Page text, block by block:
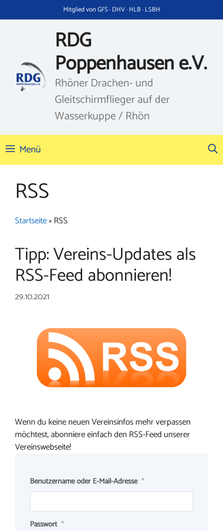
Inhalt
Mitglied von GFS · DHV · HLB · LSBH
RDG
Poppenhausen e.V.
Rhöner Drachen- und
Gleitschirmflieger auf der
Wasserkuppe / Rhön
Menü
RSS
Startseite»RSS
Tipp: Vereins-Updates als
RSS-Feed abonnieren!
29.10.2021
Wenn du keine neuen Vereinsinfos mehr verpassen
möchtest, abonniere einfach den RSS-Feed unserer
Vereinswebseite!
Benutzername oder E-Mail-Adresse *
Passwort *